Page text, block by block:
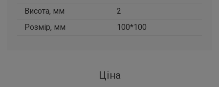
Висота, мм
2
Розмір, мм
100*100
Ціна